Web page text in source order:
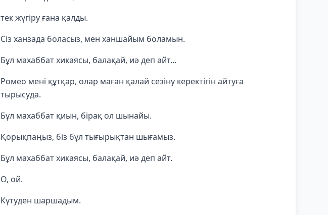
тек жүгіру ғана қалды.
Сіз ханзада боласыз, мен ханшайым боламын.
Бұл махаббат хикаясы, балақай, иә деп айт...
Ромео мені құтқар, олар маған қалай сезіну керектігін айтуға
тырысуда.
Бұл махаббат қиын, бірақ ол шынайы.
Қорықпаңыз, біз бұл тығырықтан шығамыз.
Бұл махаббат хикаясы, балақай, иә деп айт.
О, ой.
Күтуден шаршадым.